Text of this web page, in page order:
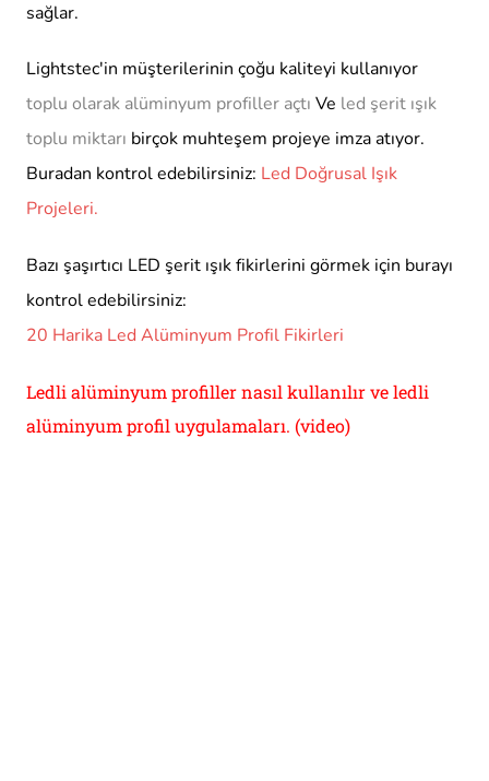
sağlar.
Lightstec'in müşterilerinin çoğu kaliteyi kullanıyor
toplu olarak alüminyum profiller açtı Ve led şerit ışık
toplu miktarı birçok muhteşem projeye imza atıyor.
Buradan kontrol edebilirsiniz: Led Doğrusal Işık
Projeleri.
Bazı şaşırtıcı LED şerit ışık fikirlerini görmek için burayı
kontrol edebilirsiniz:
20 Harika Led Alüminyum Profil Fikirleri
Ledli alüminyum profiller nasıl kullanılır ve ledli
alüminyum profil uygulamaları. (video)